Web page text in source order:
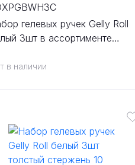
в наличии
гелевых ручек Gelly Roll
3шт в ассортименте